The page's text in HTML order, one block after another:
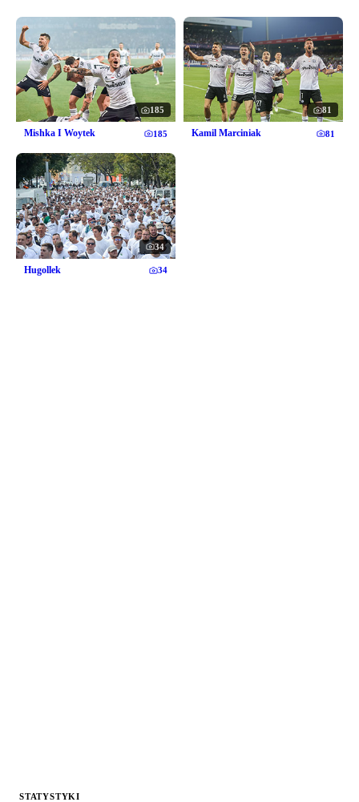
185
Mishka I Woytek 185
81
Kamil Marciniak 81
34
Hugollek 34
STATYSTYKI